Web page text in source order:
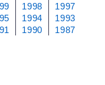
1998
1997
1994
1993
1990 1987